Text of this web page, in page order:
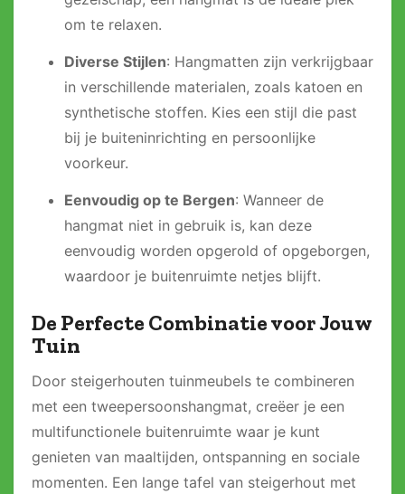
om te relaxen.
Diverse Stijlen: Hangmatten zijn verkrijgbaar
in verschillende materialen, zoals katoen en
synthetische stoffen. Kies een stijl die past
bij je buiteninrichting en persoonlijke
voorkeur.
Eenvoudig op te Bergen: Wanneer de
hangmat niet in gebruik is, kan deze
eenvoudig worden opgerold of opgeborgen,
waardoor je buitenruimte netjes blijft.
De Perfecte Combinatie voor Jouw
Tuin
Door steigerhouten tuinmeubels te combineren
met een tweepersoonshangmat, creëer je een
multifunctionele buitenruimte waar je kunt
genieten van maaltijden, ontspanning en sociale
momenten. Een lange tafel van steigerhout met